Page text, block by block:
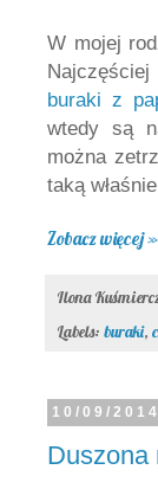
W mojej
Najczęściej
buraki z
wtedy są
można
taką
Zobacz więcej »
Ilona
Labels: buraki,
10/09/
Duszona